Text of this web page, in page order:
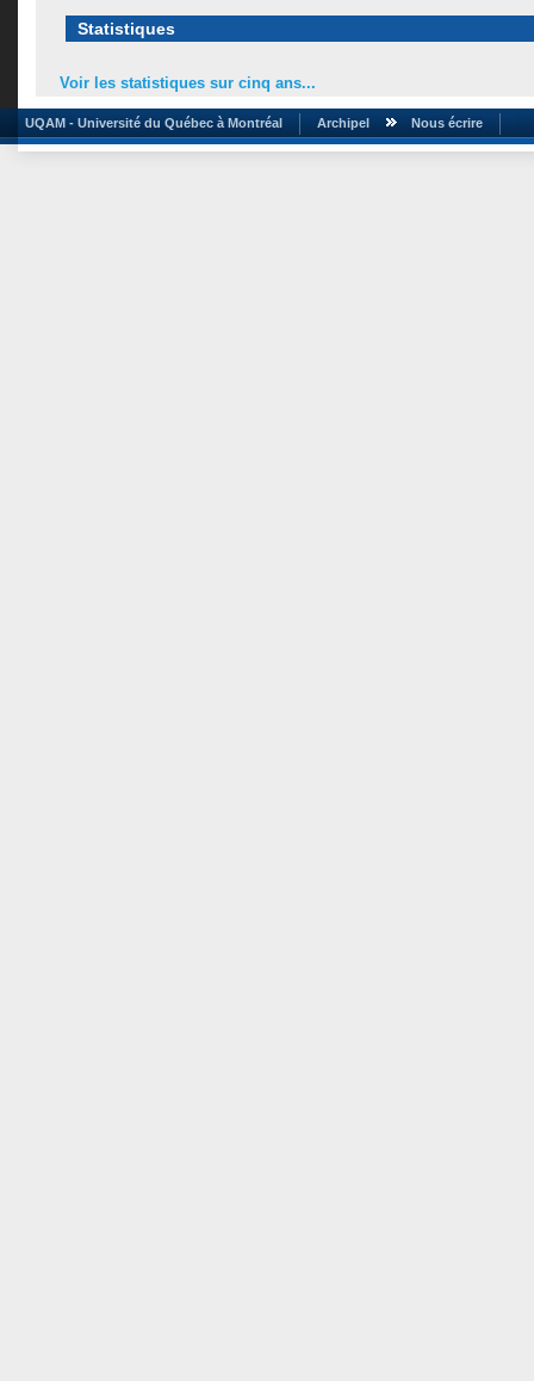
Statistiques
Voir les statistiques sur cinq ans...
UQAM - Université du Québec à Montréal Archipel Nous écrire